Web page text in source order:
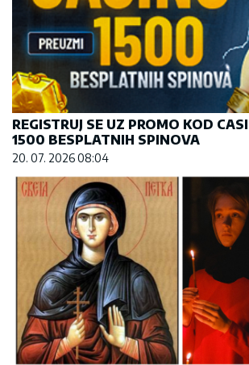
REGISTRUJ SE UZ PROMO KOD
1500 BESPLATNIH SPINOVA
20. 07. 2026 08:04